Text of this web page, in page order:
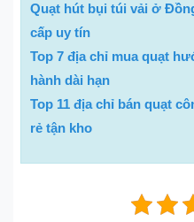
Quạt hút bụi túi vải ở
cấp uy tín
Top 7 địa chỉ mua quạt
hành dài hạn
Top 11 địa chỉ bán quạt
rẻ tận kho